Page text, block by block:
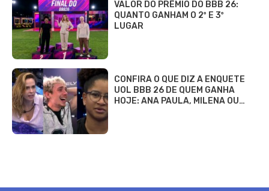
VALOR DO PRÊMIO DO BBB 26:
QUANTO GANHAM O 2º E 3º
LUGAR
CONFIRA O QUE DIZ A ENQUETE
UOL BBB 26 DE QUEM GANHA
HOJE: ANA PAULA, MILENA OU…